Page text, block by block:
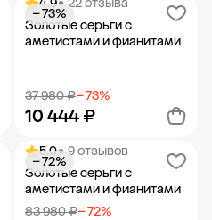
Добавить в корзину
4.9• 22 отзыва
Золотые серьги с
аметистами и фианитами
37 980 ₽− 73%
10 444 ₽
− 73%
Добавить в корзину
5.0• 9 отзывов
Золотые серьги с
аметистами и фианитами
83 980 ₽− 72%
− 72%